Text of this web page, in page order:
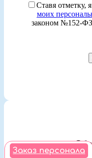
Ставя отметку,
моих
законом №152-
Заказ персонала